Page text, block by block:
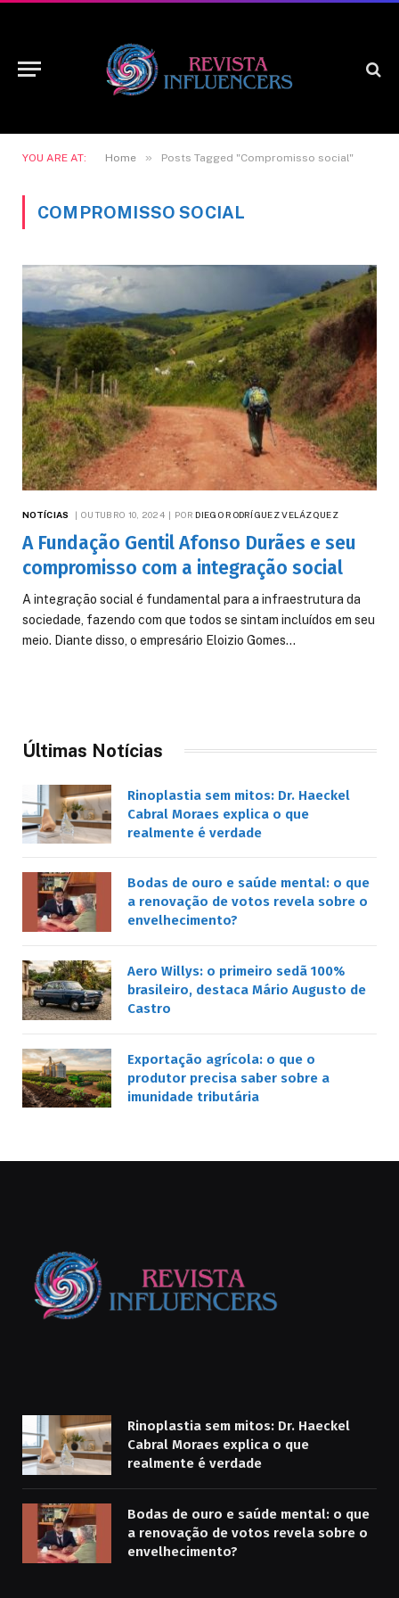
YOU ARE AT: Home » Posts Tagged "Compromisso social"
COMPROMISSO SOCIAL
NOTÍCIAS OUTUBRO 10, 2024 POR DIEGO RODRÍGUEZ VELÁZQUEZ
A Fundação Gentil Afonso Durães e seu
compromisso com a integração social
A integração social é fundamental para a infraestrutura da
sociedade, fazendo com que todos se sintam incluídos em seu
meio. Diante disso, o empresário Eloizio Gomes…
Últimas Notícias
Rinoplastia sem mitos: Dr. Haeckel
Cabral Moraes explica o que
realmente é verdade
Bodas de ouro e saúde mental: o que
a renovação de votos revela sobre o
envelhecimento?
Aero Willys: o primeiro sedã 100%
brasileiro, destaca Mário Augusto de
Castro
Exportação agrícola: o que o
produtor precisa saber sobre a
imunidade tributária
Rinoplastia sem mitos: Dr. Haeckel
Cabral Moraes explica o que
realmente é verdade
Bodas de ouro e saúde mental: o que
a renovação de votos revela sobre o
envelhecimento?